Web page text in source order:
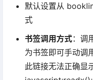
默认设置从
式
书签调用方式：调
为书签即可手动调
此链接无法正确显